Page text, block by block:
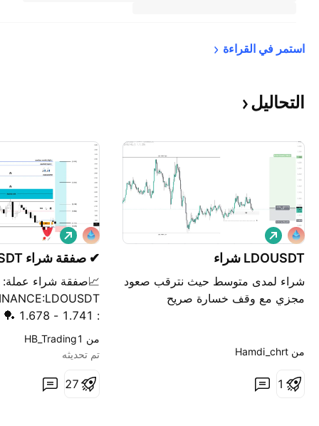
استمر في القراءة
التحاليل
LDOUSDT شراء
شراء لمدى متوسط حيث نترقب صعود
مجزي مع وقف خسارة صريح
ش
ر
ا
من ‎Hamdi_chrt‎
1
✔︎ صفقة شراء LDO/USDT
📈صفقة شراء عملة:
:
2.604 ✔︎ الرابع
الوقف بإفتتاح و
ش
ر
ا
من ‎HB_Trading1‎
تم تحديثه
27